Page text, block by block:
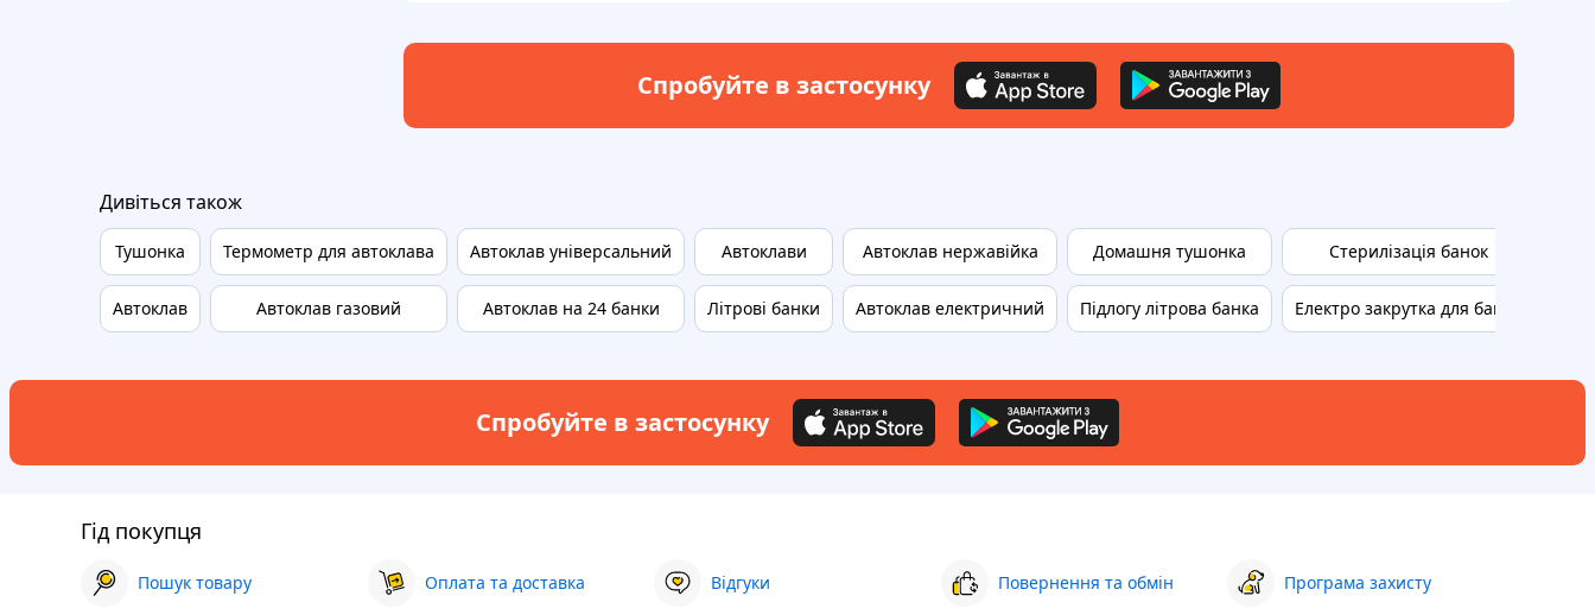
Спробуйте в застосунку
Дивіться також
Тушонка
Автоклав
Термометр для автоклава
Автоклав газовий
Автоклав універсальний
Автоклав на 24 банки
Автоклави
Літрові банки
Автоклав нержавійка
Автоклав електричний
Домашня тушонка
Підлогу літрова банка
Стерилізація банок
Електро закрутка для банок
Спробуйте в застосунку
Гід покупця
Пошук товару Оплата та доставка Відгуки Повернення та обмін Програма захисту